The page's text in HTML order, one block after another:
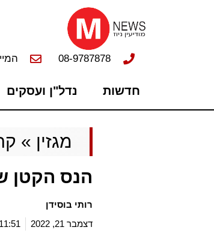
08-9787878
חדשות נדל"ן ועסקים
מגזין »
הנס הקטן
רותי בוסידן
דצמבר 21, 2022
11:51